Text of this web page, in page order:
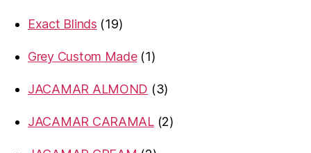
Exact Blinds
1919
Grey Custom Made 11
JACAMAR ALMOND
33
JACAMAR CARAMAL 22